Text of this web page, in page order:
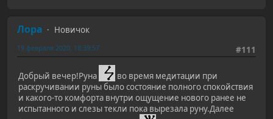
Лора
Новичок
#111
19 февраля 2020, 18:39:57
Добрый вечер!Руна
во время медитации при
раскручивании руны было состояние полного спокойствия
и какого-то комфорта внутри ощущение нового ранее не
испытанного и слезы текли пока вырезала руну.Далее